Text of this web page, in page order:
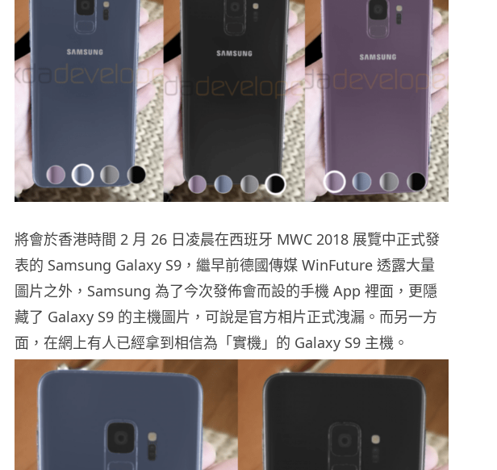
將會於香港時間 2 月 26 日凌晨在西班牙 MWC 2018 展覽中正式發
表的 Samsung Galaxy S9，繼早前德國傳媒 WinFuture 透露大量
圖片之外，Samsung 為了今次發佈會而設的手機 App 裡面，更隱
藏了 Galaxy S9 的主機圖片，可說是官方相片正式洩漏。而另一方
面，在網上有人已經拿到相信為「實機」的 Galaxy S9 主機。